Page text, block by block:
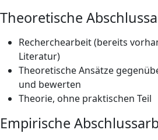
Theoretische
Recherchearbeit (bereits
Literatur)
Theoretische Ansätze
und bewerten
Theorie, ohne praktischen Teil
Empirische